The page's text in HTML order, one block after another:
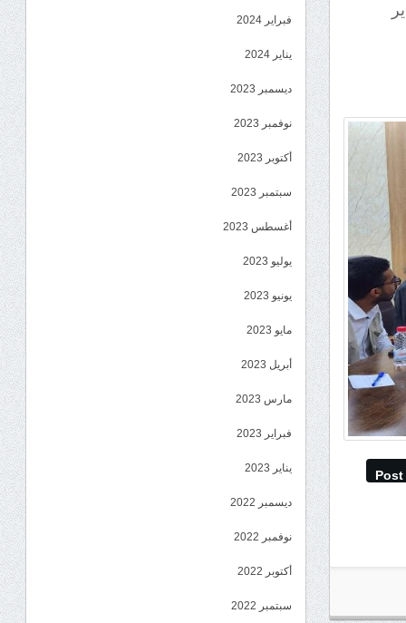
Post
فبراير 2024
يناير 2024
ديسمبر 2023
نوفمبر 2023
أكتوبر 2023
سبتمبر 2023
أغسطس 2023
يوليو 2023
يونيو 2023
مايو 2023
أبريل 2023
مارس 2023
فبراير 2023
يناير 2023
ديسمبر 2022
نوفمبر 2022
أكتوبر 2022
سبتمبر 2022